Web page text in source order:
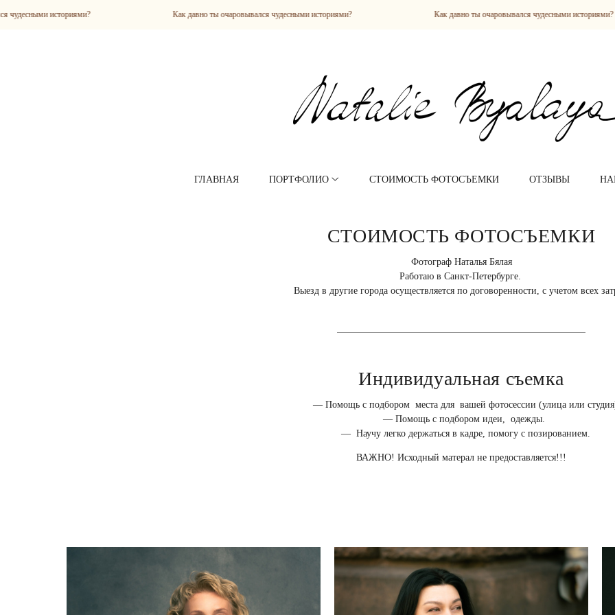
ГЛАВНАЯ ПОРТФОЛИО СТОИМОСТЬ ФОТОСЪЕМКИ ОТЗЫВЫ
СТОИМОСТЬ ФОТОСЪЕМКИ
Фотограф Наталья Бялая
Работаю в Санкт-Петербурге.
Выезд в другие города осуществляется по договоренности, с учетом всех
Индивидуальная съемка
— Помощь с подбором места для вашей фотосессии (улица или
— Помощь с подбором идеи, одежды.
— Научу легко держаться в кадре, помогу с позированием.
ВАЖНО! Исходный матерал не предоставляется!!!
историями? Как давно ты очаровывался чудесными историями? Как давно ты очаровывался чудесными историями?